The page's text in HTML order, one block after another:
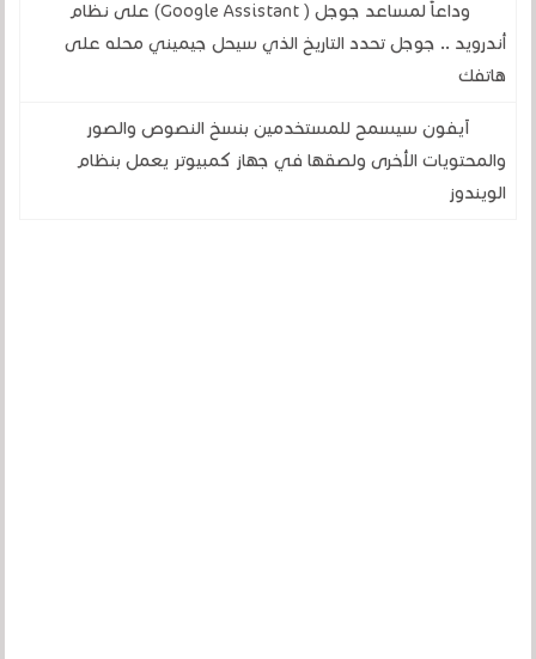
وداعاً لمساعد جوجل ( Google Assistant) على نظام
أندرويد .. جوجل تحدد التاريخ الذي سيحل جيميني محله على
هاتفك
آيفون سيسمح للمستخدمين بنسخ النصوص والصور
والمحتويات الأخرى ولصقها في جهاز كمبيوتر يعمل بنظام
الويندوز